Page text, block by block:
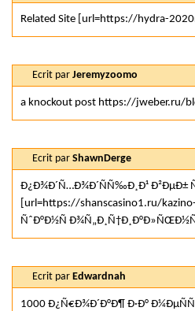
Related Site [url=https://hydra-
Ecrit par Jeremyzoomo
a knockout post https://jweber.ru/
Ecrit par ShawnDerge
Ð¿Ð¾Ð´Ñ…Ð¾Ð´ÑÑ‰Ð¸Ð¹ Ð²ÐµÐ±
[url=https://shanscasino1.ru/
ÑˆÐ°Ð½Ñ
Ecrit par Edwardnah
1000 Ð¿Ñ€Ð¾Ð´Ð°Ð¶ Ð·Ð°